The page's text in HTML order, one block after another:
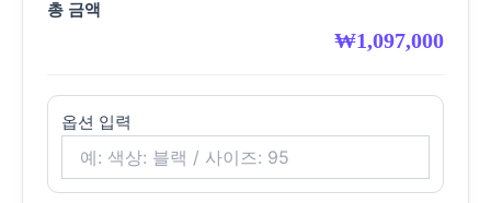
총 금액
₩1,097,000
옵션 입력